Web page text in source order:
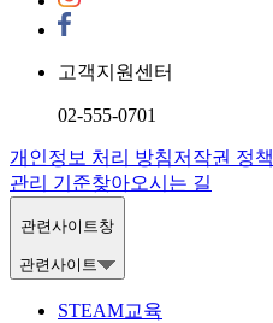
고객지원센터
02-555-0701
개인정보 처리 방침저작권 정책
관리 기준찾아오시는 길
관련사이트창
관련사이트
STEAM교육